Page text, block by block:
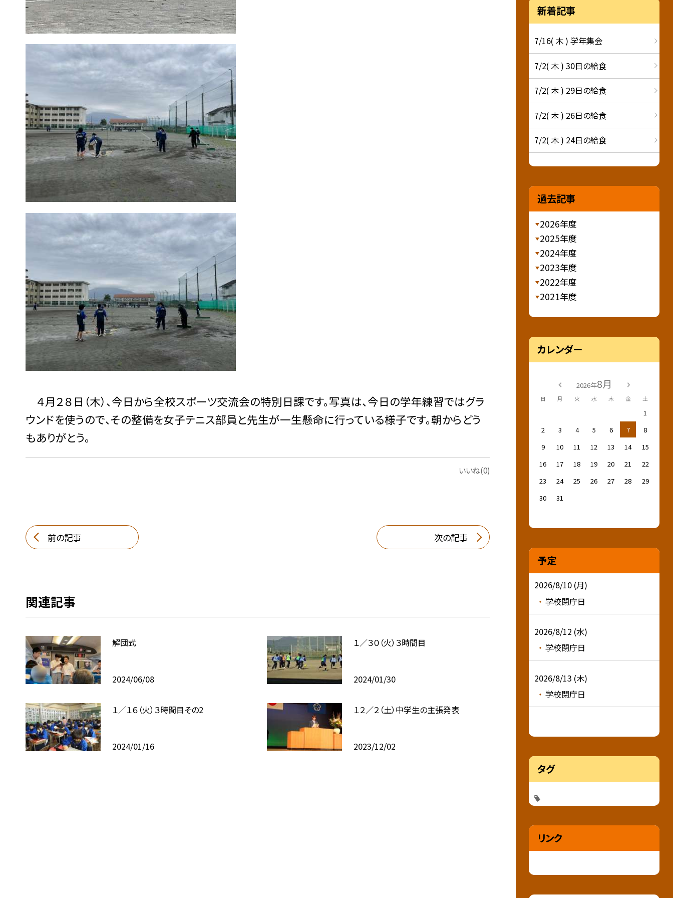
４月２８日（木）、今日から全校スポーツ交流会の特別日課です。写真は、今日の学年練習ではグラ
ウンドを使うので、その整備を女子テニス部員と先生が一生懸命に行っている様子です。朝からどう
もありがとう。
いいね(0)
前の記事 次の記事
関連記事
解団式
2024/06/08
１／３０（火）３時間目
2024/01/30
１／１６（火）３時間目その2
2024/01/16
１２／２（土）中学生の主張発表
2023/12/02
新着記事
7/16( 木 ) 学年集会
7/2( 木 ) 30日の給食
7/2( 木 ) 29日の給食
7/2( 木 ) 26日の給食
7/2( 木 ) 24日の給食
過去記事
2026年度
2025年度
2024年度
2023年度
2022年度
2021年度
カレンダー
2026年8月
日 月 火 水 木 金 土
1
2
3 4 5 6 7
8
9
10 11 12 13 14
15
16
17 18 19 20 21
22
23
24 25 26 27 28
29
30
31
予定
2026/8/10 (月)
学校閉庁日
2026/8/12 (水)
学校閉庁日
2026/8/13 (木)
学校閉庁日
タグ
リンク